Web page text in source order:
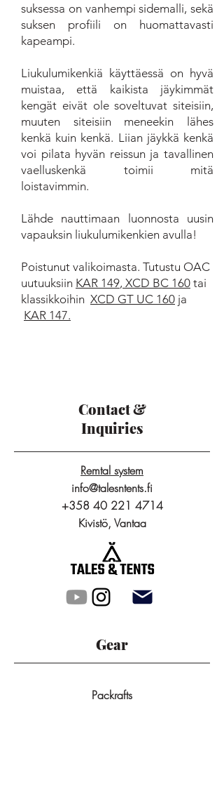
suksessa on vanhempi sidemalli, sekä
suksen profiili on huomattavasti
kapeampi.
Liukulumikenkiä käyttäessä on hyvä
muistaa, että kaikista jäykimmät
kengät eivät ole soveltuvat siteisiin,
muuten siteisiin meneekin lähes
kenkä kuin kenkä. Liian jäykkä kenkä
voi pilata hyvän reissun ja tavallinen
vaelluskenkä toimii mitä
loistavimmin.
Lähde nauttimaan luonnosta uusin
vapauksin liukulumikenkien avulla!
Poistunut valikoimasta. Tutustu OAC
uutuuksiin KAR 149, XCD BC 160 tai
klassikkoihin XCD GT UC 160 ja
KAR 147.
Contact &
Inquiries
Remtal system
info@talesntents.fi
+358 40 221 4714
Kivistö, Vantaa
Gear
Packrafts